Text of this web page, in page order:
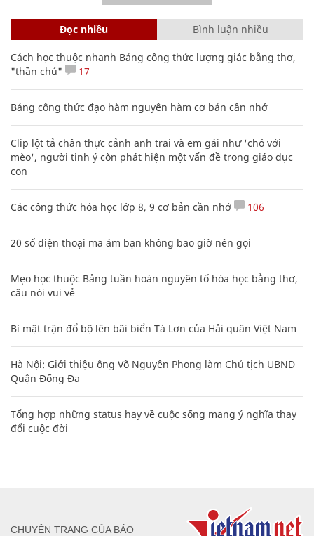
Đọc nhiều Bình luận nhiều
Cách học thuộc nhanh Bảng công thức lượng giác bằng thơ,
"thần chú"
17
Bảng công thức đạo hàm nguyên hàm cơ bản cần nhớ
Clip lột tả chân thực cảnh anh trai và em gái như 'chó với
mèo', người tinh ý còn phát hiện một vấn đề trong giáo dục
con
Các công thức hóa học lớp 8, 9 cơ bản cần nhớ 106
20 số điện thoại ma ám bạn không bao giờ nên gọi
Mẹo học thuộc Bảng tuần hoàn nguyên tố hóa học bằng thơ,
câu nói vui vẻ
Bí mật trận đổ bộ lên bãi biển Tà Lơn của Hải quân Việt Nam
Hà Nội: Giới thiệu ông Võ Nguyên Phong làm Chủ tịch UBND
Quận Đống Đa
Tổng hợp những status hay về cuộc sống mang ý nghĩa thay
đổi cuộc đời
CHUYÊN TRANG CỦA BÁO